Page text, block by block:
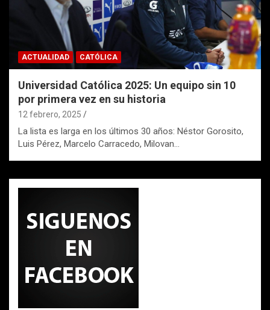
ACTUALIDAD CATÓLICA
Universidad Católica 2025: Un equipo sin 10
por primera vez en su historia
12 febrero, 2025
La lista es larga en los últimos 30 años: Néstor Gorosito,
Luis Pérez, Marcelo Carracedo, Milovan…